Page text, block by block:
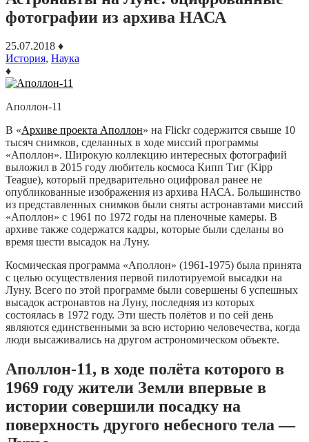
фотографии из архива НАСА
25.07.2018 ♦
История, Наука
♦
Аполлон-11
В «Архиве проекта Аполлон» на Flickr содержится свыше 10
тысяч снимков, сделанных в ходе миссий программы
«Аполлон». Широкую коллекцию интересных фотографий
выложил в 2015 году любитель космоса Кипп Тиг (Kipp
Teague), который предварительно оцифровал ранее не
опубликованные изображения из архива НАСА. Большинство
из представленных снимков были сняты астронавтами миссий
«Аполлон» с 1961 по 1972 годы на пленочные камеры. В
архиве также содержатся кадры, которые были сделаны во
время шести высадок на Луну.
Космическая программа «Аполлон» (1961-1975) была принята
с целью осуществления первой пилотируемой высадки на
Луну. Всего по этой программе были совершены 6 успешных
высадок астронавтов на Луну, последняя из которых
состоялась в 1972 году. Эти шесть полётов и по сей день
являются единственными за всю историю человечества, когда
люди высаживались на другом астрономическом объекте.
Аполлон-11, в ходе полёта которого в
1969 году жители Земли впервые в
истории совершили посадку на
поверхность другого небесного тела —